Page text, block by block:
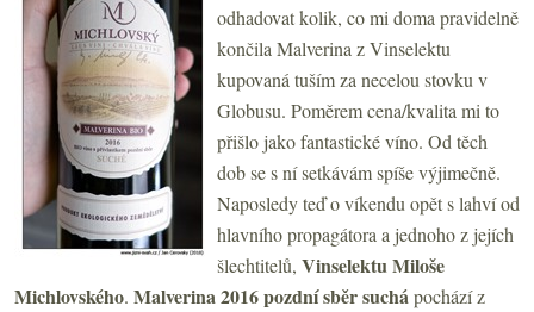
odhadovat kolik, co mi doma pravidelně
končila Malverina z Vinselektu
kupovaná tuším za necelou stovku v
Globusu. Poměrem cena/kvalita mi to
přišlo jako fantastické víno. Od těch
dob se s ní setkávám spíše výjimečně.
Naposledy teď o víkendu opět s lahví od
hlavního propagátora a jednoho z jejích
šlechtitelů, Vinselektu Miloše
Michlovského. Malverina 2016 pozdní sběr suchápochází z